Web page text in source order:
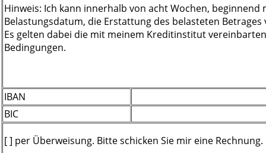
Hinweis: Ich kann innerhalb von acht Wochen, beginnend
Belastungsdatum, die Erstattung des belasteten Betrages
Es gelten dabei die mit meinem Kreditinstitut vereinbarten
Bedingungen.
IBAN
BIC
[ ] per Überweisung. Bitte schicken Sie mir eine Rechnung.